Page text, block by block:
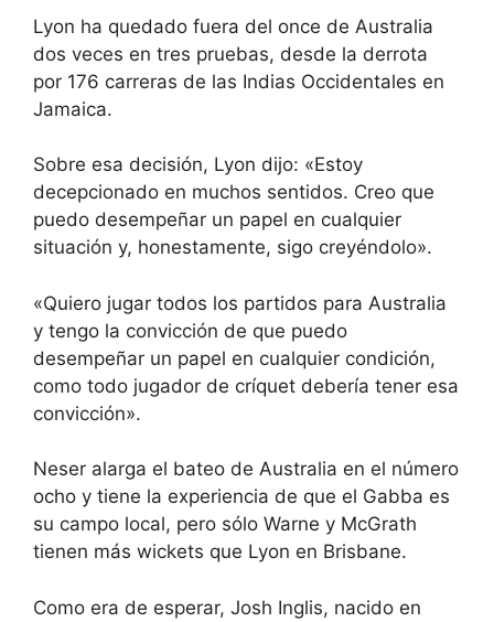
Lyon ha quedado fuera del once de Australia
dos veces en tres pruebas, desde la derrota
por 176 carreras de las Indias Occidentales en
Jamaica.
Sobre esa decisión, Lyon dijo: «Estoy
decepcionado en muchos sentidos. Creo que
puedo desempeñar un papel en cualquier
situación y, honestamente, sigo creyéndolo».
«Quiero jugar todos los partidos para Australia
y tengo la convicción de que puedo
desempeñar un papel en cualquier condición,
como todo jugador de críquet debería tener esa
convicción».
Neser alarga el bateo de Australia en el número
ocho y tiene la experiencia de que el Gabba es
su campo local, pero sólo Warne y McGrath
tienen más wickets que Lyon en Brisbane.
Como era de esperar, Josh Inglis, nacido en